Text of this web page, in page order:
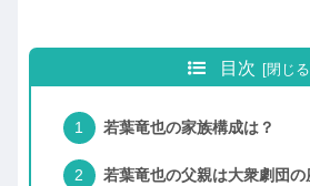
目次
若葉竜也の家族構成は？
若葉竜也の父親は大衆劇団の